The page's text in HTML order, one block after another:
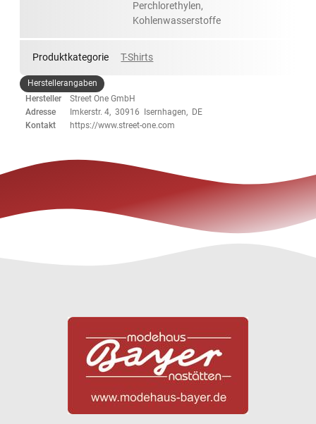
Perchlorethylen,
Kohlenwasserstoffe
Produktkategorie T-Shirts
Herstellerangaben
Hersteller
Street One GmbH
Adresse
Imkerstr. 4, 30916 Isernhagen, DE
Kontakt
https://www.street-one.com